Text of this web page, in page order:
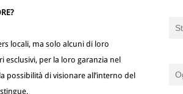
locali, ma solo alcuni di loro
esclusivi, per la loro garanzia nel
possibilità di visionare all’interno del